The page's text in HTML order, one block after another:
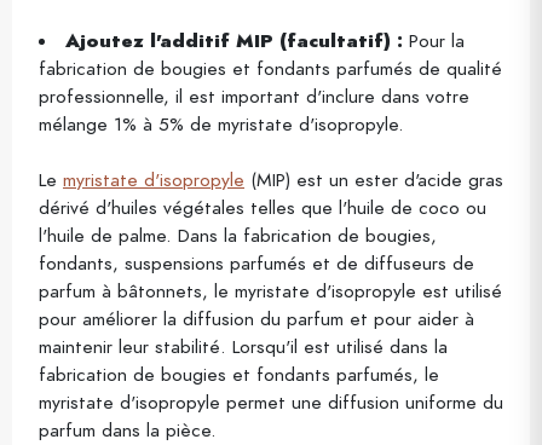
Ajoutez l'additif MIP (facultatif) : Pour la
fabrication de bougies et fondants parfumés de qualité
professionnelle, il est important d'inclure dans votre
mélange 1% à 5% de myristate d'isopropyle.
Le myristate d'isopropyle (MIP) est un ester d'acide gras
dérivé d'huiles végétales telles que l'huile de coco ou
l'huile de palme. Dans la fabrication de bougies,
fondants, suspensions parfumés et de diffuseurs de
parfum à bâtonnets, le myristate d'isopropyle est utilisé
pour améliorer la diffusion du parfum et pour aider à
maintenir leur stabilité. Lorsqu'il est utilisé dans la
fabrication de bougies et fondants parfumés, le
myristate d'isopropyle permet une diffusion uniforme du
parfum dans la pièce.